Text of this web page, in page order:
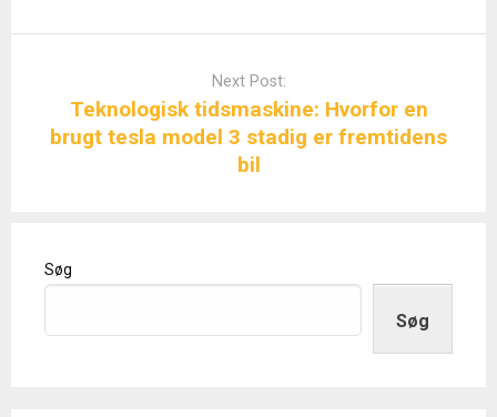
Next Post:
Teknologisk tidsmaskine: Hvorfor en
brugt tesla model 3 stadig er fremtidens
bil
Søg
Søg